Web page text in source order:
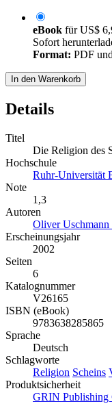
eBook fürUS$
Sofort
Format: PDF
In den Warenkorb
Details
Titel
Die Religion des
Hochschule
Ruhr-Universität
Note
1,3
Autoren
Oliver
Erscheinungsjahr
2002
Seiten
6
Katalognummer
V26165
ISBN (eBook)
9783638285865
Sprache
Deutsch
Schlagworte
Religion Scheins
Produktsicherheit
GRIN Publishing